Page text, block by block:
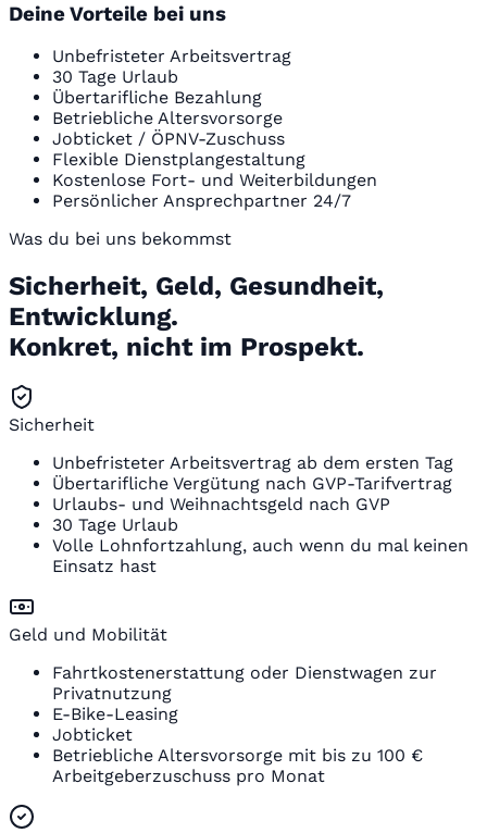
Deine Vorteile bei uns
Unbefristeter Arbeitsvertrag
30 Tage Urlaub
Übertarifliche Bezahlung
Betriebliche Altersvorsorge
Jobticket / ÖPNV-Zuschuss
Flexible Dienstplangestaltung
Kostenlose Fort- und Weiterbildungen
Persönlicher Ansprechpartner 24/7
Was du bei uns bekommst
Sicherheit, Geld, Gesundheit,
Entwicklung.
Konkret, nicht im Prospekt.
Sicherheit
Unbefristeter Arbeitsvertrag ab dem ersten Tag
Übertarifliche Vergütung nach GVP-Tarifvertrag
Urlaubs- und Weihnachtsgeld nach GVP
30 Tage Urlaub
Volle Lohnfortzahlung, auch wenn du mal keinen
Einsatz hast
Geld und Mobilität
Fahrtkostenerstattung oder Dienstwagen zur
Privatnutzung
E-Bike-Leasing
Jobticket
Betriebliche Altersvorsorge mit bis zu 100 €
Arbeitgeberzuschuss pro Monat